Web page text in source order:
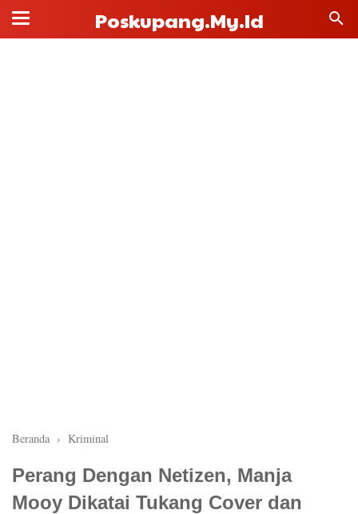
Poskupang.my.id
Beranda › Kriminal
Perang Dengan Netizen, Manja
Mooy Dikatai Tukang Cover dan